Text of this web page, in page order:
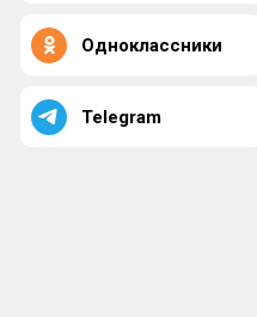
Одноклассники
Telegram